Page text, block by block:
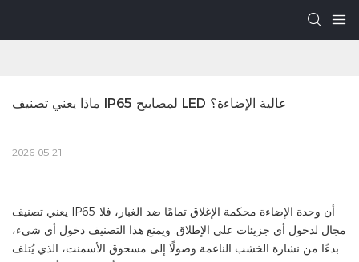
ماذا يعني تصنيف IP65 لمصابيح LED عالية الإضاءة؟
2026-05-21
يعني تصنيف IP65 أن وحدة الإضاءة محكمة الإغلاق تمامًا ضد الغبار، فلا
مجال لدخول أي جزيئات على الإطلاق. ويمنع هذا التصنيف دخول أي شيء،
بدءًا من نشارة الخشب الناعمة وصولًا إلى مسحوق الأسمنت، الذي يُتلف